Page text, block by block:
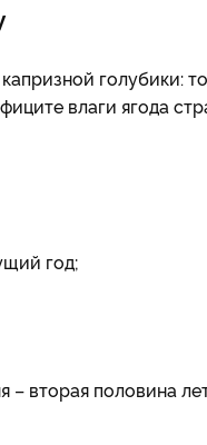
голубики:
влаги ягода
год;
вторая половина